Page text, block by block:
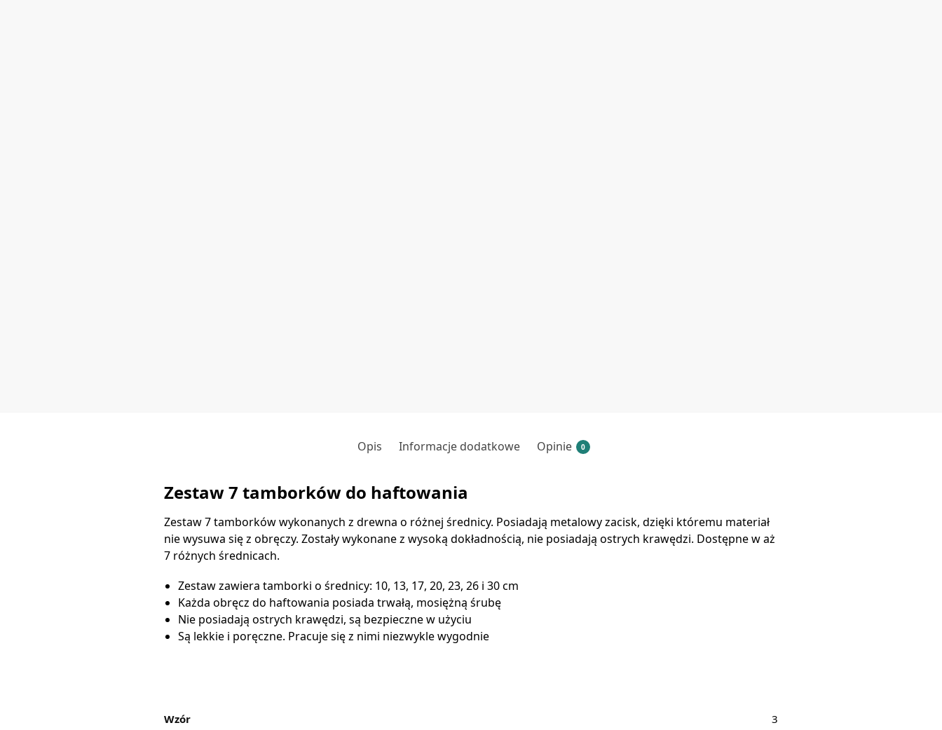
Opis Informacje dodatkowe Opinie 0
Zestaw 7 tamborków do haftowania
Zestaw 7 tamborków wykonanych z drewna o różnej średnicy. Posiadają metalowy zacisk, dzięki któremu materiał
nie wysuwa się z obręczy. Zostały wykonane z wysoką dokładnością, nie posiadają ostrych krawędzi. Dostępne w aż
7 różnych średnicach.
Zestaw zawiera tamborki o średnicy: 10, 13, 17, 20, 23, 26 i 30 cm
Każda obręcz do haftowania posiada trwałą, mosiężną śrubę
Nie posiadają ostrych krawędzi, są bezpieczne w użyciu
Są lekkie i poręczne. Pracuje się z nimi niezwykle wygodnie
Wzór 3